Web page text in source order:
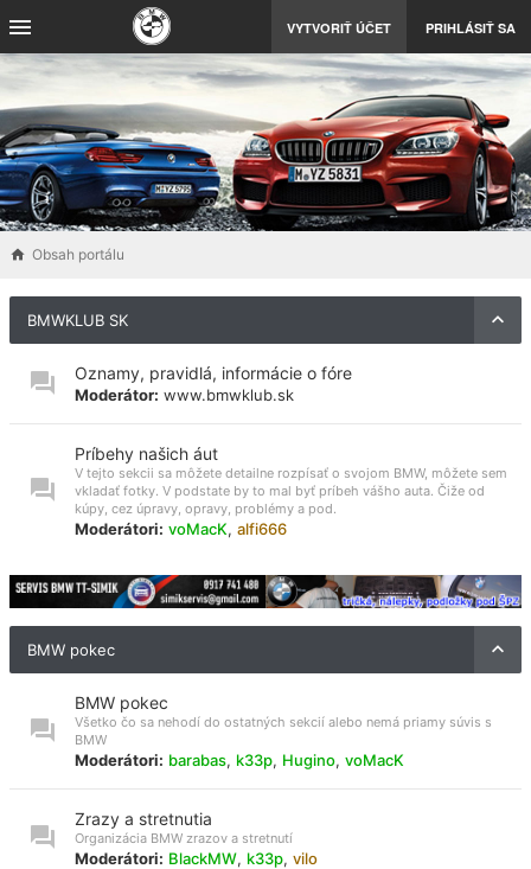
VYTVORIŤ ÚČET PRIHLÁSIŤ SA
Obsah portálu
BMWKLUB SK
Oznamy, pravidlá, informácie o fóre
Moderátor: www.bmwklub.sk
Príbehy našich áut
V tejto sekcii sa môžete detailne rozpísať o svojom BMW, môžete sem
vkladať fotky. V podstate by to mal byť príbeh vášho auta. Čiže od
kúpy, cez úpravy, opravy, problémy a pod.
Moderátori: voMacK, alfi666
BMW pokec
BMW pokec
Všetko čo sa nehodí do ostatných sekcií alebo nemá priamy súvis s
BMW
Moderátori: barabas, k33p, Hugino, voMacK
Zrazy a stretnutia
Organizácia BMW zrazov a stretnutí
Moderátori: BlackMW, k33p, vilo